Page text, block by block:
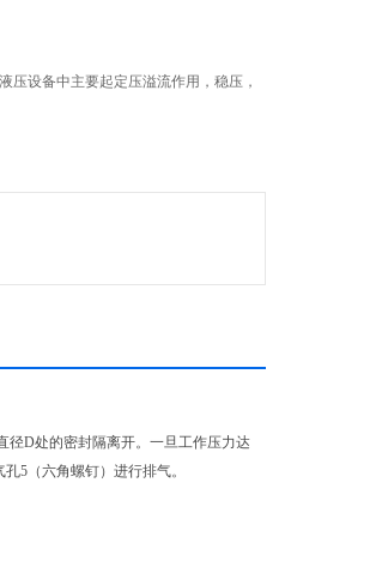
压设备中主要起定压溢流作用，稳压，
径D处的密封隔离开。一旦工作压力达
5（六角螺钉）进行排气。